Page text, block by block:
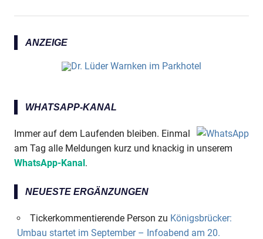
ANZEIGE
WHATSAPP-KANAL
Immer auf dem Laufenden bleiben. Einmal
am Tag alle Meldungen kurz und knackig in unserem
WhatsApp-Kanal.
NEUESTE ERGÄNZUNGEN
Tickerkommentierende Person zu Königsbrücker:
Umbau startet im September – Infoabend am 20.